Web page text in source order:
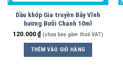
Dầu khớp Gia truyền Bảy Vĩnh
hương Bưởi Chanh 10ml
120.000₫ (chưa bao gồm thuế VAT)
THÊM VÀO GIỎ HÀNG